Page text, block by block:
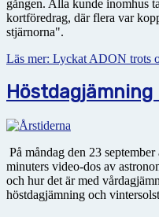
gången. Alla kunde inomhus
kortföredrag, där flera var
stjärnorna".
Läs mer: Lyckat ADON trots
På måndag den 23
minuters video-dos av
och hur det är med
höstdagjämning och